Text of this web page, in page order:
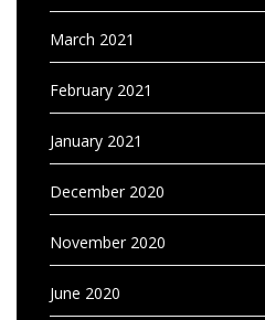
March 2021
February 2021
January 2021
December 2020
November 2020
June 2020